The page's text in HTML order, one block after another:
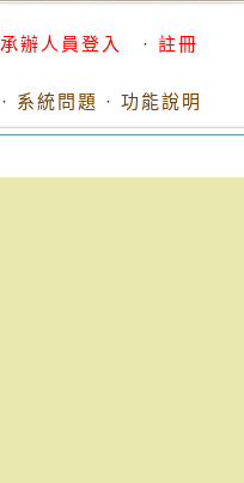
承辦人員登入 · 註冊
· 系統問題 · 功能說明